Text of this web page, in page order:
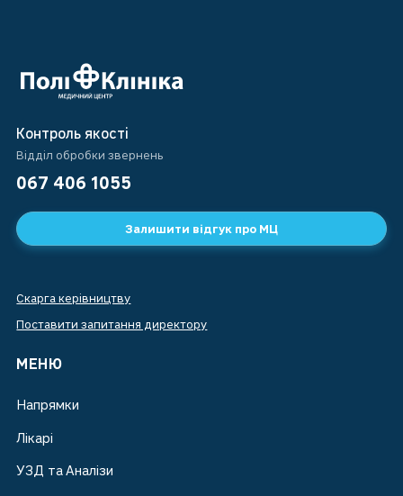
Контроль якості
Відділ обробки звернень
067 406 1055
Залишити відгук про МЦ
Скарга керівництву
Поставити запитання директору
МЕНЮ
Напрямки
Лікарі
УЗД та Аналізи